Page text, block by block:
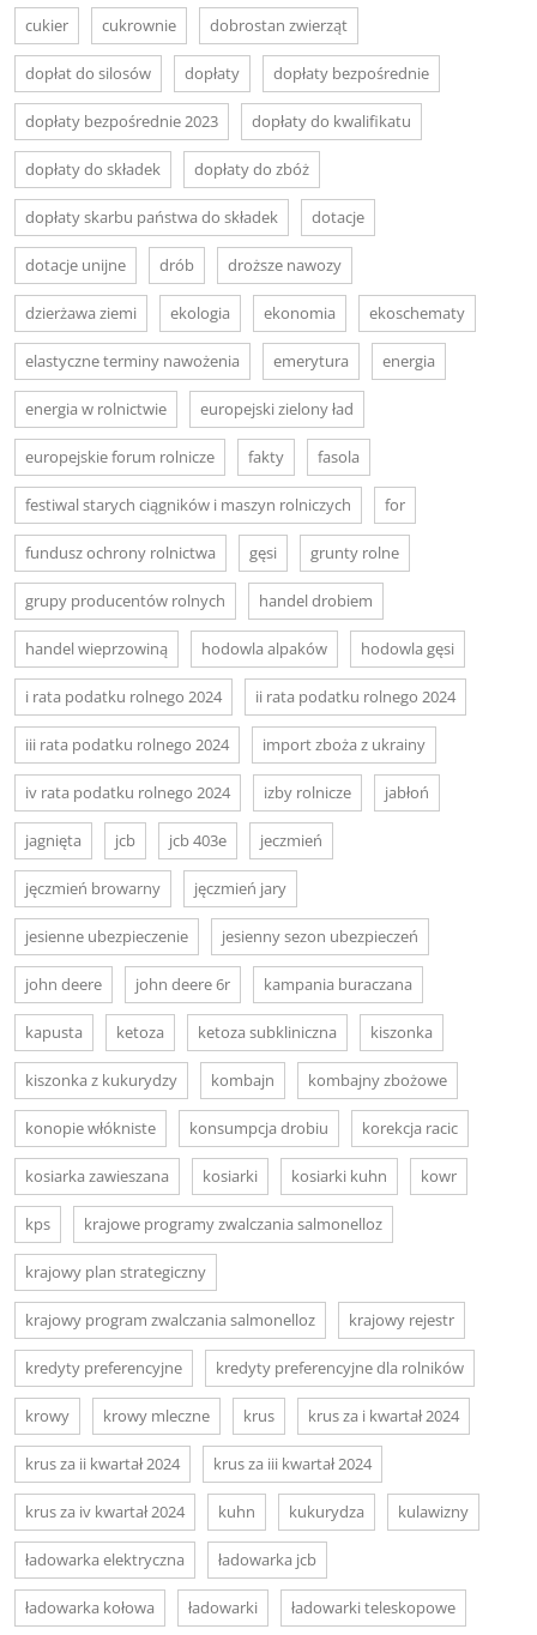
cukier cukrownie dobrostan zwierząt
dopłat do silosów dopłaty dopłaty bezpośrednie
dopłaty bezpośrednie 2023 dopłaty do kwalifikatu
dopłaty do składek dopłaty do zbóż
dopłaty skarbu państwa do składek dotacje
dotacje unijne drób droższe nawozy
dzierżawa ziemi ekologia ekonomia ekoschematy
elastyczne terminy nawożenia emerytura energia
energia w rolnictwie europejski zielony ład
europejskie forum rolnicze fakty fasola
festiwal starych ciągników i maszyn rolniczych for
fundusz ochrony rolnictwa gęsi grunty rolne
grupy producentów rolnych handel drobiem
handel wieprzowiną hodowla alpaków hodowla gęsi
i rata podatku rolnego 2024 ii rata podatku rolnego 2024
iii rata podatku rolnego 2024 import zboża z ukrainy
iv rata podatku rolnego 2024 izby rolnicze jabłoń
jagnięta jcb jcb 403e jeczmień
jęczmień browarny jęczmień jary
jesienne ubezpieczenie jesienny sezon ubezpieczeń
john deere john deere 6r kampania buraczana
kapusta ketoza ketoza subkliniczna kiszonka
kiszonka z kukurydzy kombajn kombajny zbożowe
konopie włókniste konsumpcja drobiu korekcja racic
kosiarka zawieszana kosiarki kosiarki kuhn kowr
kps krajowe programy zwalczania salmonelloz
krajowy plan strategiczny
krajowy program zwalczania salmonelloz krajowy rejestr
kredyty preferencyjne kredyty preferencyjne dla rolników
krowy krowy mleczne krus krus za i kwartał 2024
krus za ii kwartał 2024 krus za iii kwartał 2024
krus za iv kwartał 2024 kuhn kukurydza kulawizny
ładowarka elektryczna ładowarka jcb
ładowarka kołowa ładowarki ładowarki teleskopowe